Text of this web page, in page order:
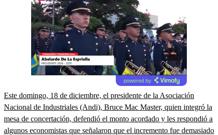
powered by
Este domingo, 18 de diciembre, el presidente de la Asociación
Nacional de Industriales (Andi), Bruce Mac Master, quien integró la
mesa de concertación, defendió el monto acordado y les respondió a
algunos economistas que señalaron que el incremento fue demasiado